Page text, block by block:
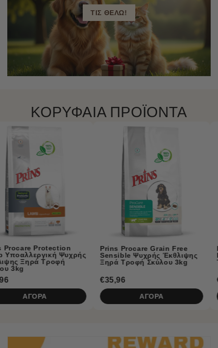
ΤΙΣ ΘΕΛΩ!
ΚΟΡΥΦΑΙΑ ΠΡΟΪΟΝΤΑ
Prins Procare Grain Free
Sensible Ψυχρής Έκθλιψης
Ξηρά Τροφή Σκύλου 3kg
ΑΓΟΡΑ
Prins Naturecare Diet
Κλινική
Τροφή Σκύλου με
ΑΓΟΡΑ